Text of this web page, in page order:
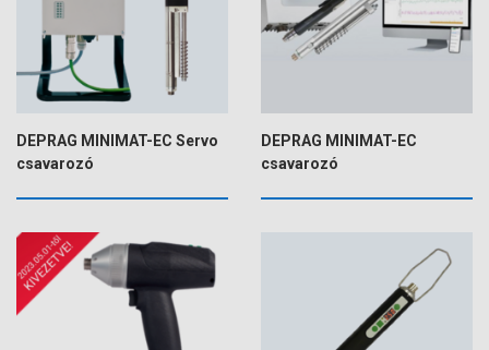
DEPRAG MINIMAT-EC Servo
csavarozó
DEPRAG MINIMAT-EC
csavarozó